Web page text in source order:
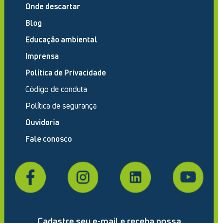
Onde descartar
Blog
Educação ambiental
Imprensa
Política de Privacidade
Código de conduta
Política de segurança
Ouvidoria
Fale conosco